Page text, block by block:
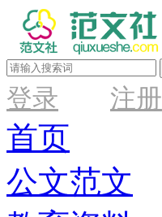
登录 注册
首页
公文范文